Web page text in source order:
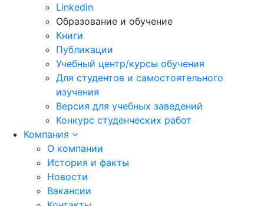
Linkedin
Образование и обучение
Книги
Публикации
Учебный центр/курсы обучения
Для студентов и самостоятельного
изучения
Версия для учебных заведений
Конкурс студенческих работ
Компания
О компании
История и факты
Новости
Вакансии